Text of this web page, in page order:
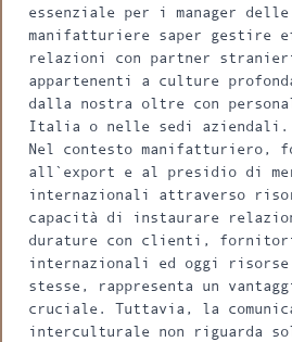
essenziale per i manager delle
manifatturiere saper gestire
relazioni con partner
appartenenti a culture
dalla nostra oltre con
Italia o nelle sedi aziendali.
Nel contesto manifatturiero,
all`export e al presidio di
internazionali attraverso
capacità di instaurare
durature con clienti,
internazionali ed oggi risorse
stesse, rappresenta un
cruciale. Tuttavia, la
interculturale non riguarda